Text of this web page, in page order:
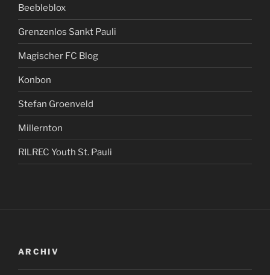
Beebleblox
Grenzenlos Sankt Pauli
Magischer FC Blog
Konbon
Stefan Groenveld
Millernton
RILREC Youth St. Pauli
ARCHIV